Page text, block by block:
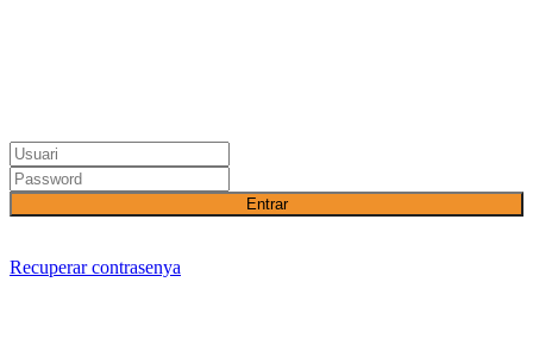
Entrar
Recuperar contrasenya